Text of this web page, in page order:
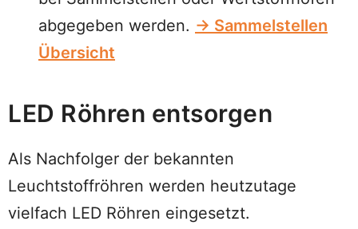
abgegeben werden. → Sammelstellen
Übersicht
LED Röhren entsorgen
Als Nachfolger der bekannten
Leuchtstoffröhren werden heutzutage
vielfach LED Röhren eingesetzt.